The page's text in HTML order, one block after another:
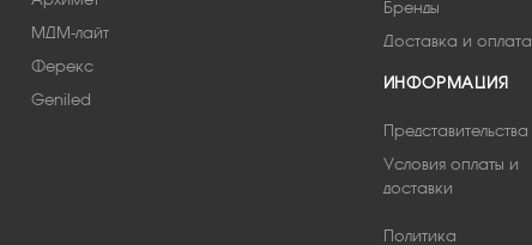
МДМ-лайт
Ферекс
Geniled
Бренды
Доставка и оплата
ИНФОРМАЦИЯ
Представительства
Условия оплаты и
доставки
Политика